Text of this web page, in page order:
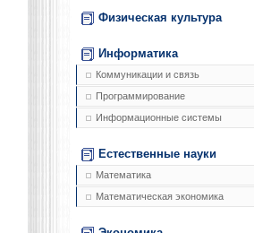
Физическая культура
Информатика
Коммуникации и связь
Программирование
Информационные системы
Естественные науки
Математика
Математическая экономика